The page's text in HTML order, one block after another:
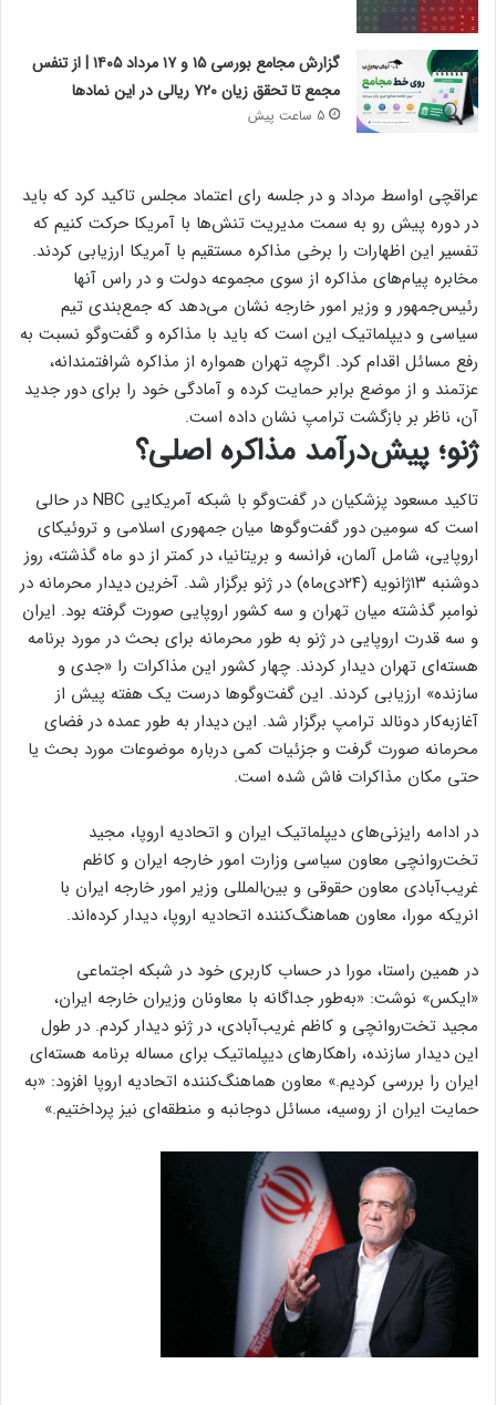
گزارش مجامع بورسی ۱۵ و ۱۷ مرداد ۱۴۰۵ | از تنفس
مجمع تا تحقق زیان ۷۲۰ ریالی در این نماد‌ها
5 ساعت پیش
عراقچی اواسط مرداد و در جلسه رای اعتماد مجلس تاکید کرد که باید
در دوره پیش رو به سمت مدیریت تنش‌ها با آمریکا حرکت کنیم که
تفسیر این اظهارات را برخی مذاکره مستقیم با آمریکا ارزیابی کردند.
مخابره پیام‌های مذاکره از سوی مجموعه دولت و در راس آنها
رئیس‌جمهور و وزیر امور خارجه نشان می‌دهد که جمع‌بندی تیم
سیاسی و دیپلماتیک این است که باید با مذاکره و گفت‌وگو نسبت به
رفع مسائل اقدام کرد. اگرچه تهران همواره از مذاکره شرافتمندانه،
عزتمند و از موضع برابر حمایت کرده و آمادگی خود را برای دور جدید
آن، ناظر بر بازگشت ترامپ نشان داده است.
ژنو؛ پیش‌درآمد مذاکره اصلی؟
تاکید مسعود پزشکیان در گفت‌وگو با شبکه آمریکایی NBC در حالی
است که سومین دور گفت‌وگوها میان جمهوری اسلامی و تروئیکای
اروپایی، شامل آلمان، فرانسه و بریتانیا، در کمتر از دو ماه گذشته، روز
دوشنبه ۱۳ژانویه (۲۴دی‌ماه) در ژنو برگزار شد. آخرین دیدار محرمانه در
نوامبر گذشته میان تهران و سه کشور اروپایی صورت گرفته بود. ایران
و سه قدرت اروپایی در ژنو به طور محرمانه برای بحث در مورد برنامه
هسته‌ای تهران دیدار کردند. چهار کشور این مذاکرات را «جدی و
سازنده» ارزیابی کردند. این گفت‌وگوها درست یک هفته پیش از
آغاز‌به‌کار دونالد ترامپ برگزار شد. این دیدار به طور عمده در فضای
محرمانه صورت گرفت و جزئیات کمی درباره موضوعات مورد بحث یا
حتی مکان مذاکرات فاش شده است.
در ادامه رایزنی‌های دیپلماتیک ایران و اتحادیه اروپا، مجید
تخت‌روانچی معاون سیاسی وزارت امور خارجه ایران و کاظم
غریب‌آبادی معاون حقوقی و بین‌المللی وزیر امور خارجه ایران با
انریکه مورا، معاون هماهنگ‌کننده اتحادیه اروپا، دیدار کرده‌اند.
در همین راستا، مورا در حساب کاربری خود در شبکه اجتماعی
«ایکس» نوشت: «به‌طور جداگانه با معاونان وزیران خارجه ایران،
مجید تخت‌روانچی و کاظم غریب‌آبادی، در ژنو دیدار کردم. در طول
این دیدار سازنده، راهکارهای دیپلماتیک برای مساله برنامه هسته‌ای
ایران را بررسی کردیم.» معاون هماهنگ‌کننده اتحادیه اروپا افزود: «به
حمایت ایران از روسیه، مسائل دوجانبه و منطقه‌ای نیز پرداختیم.»